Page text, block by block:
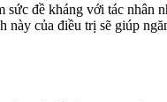
đề kháng với tác nhân
của điều trị sẽ giúp